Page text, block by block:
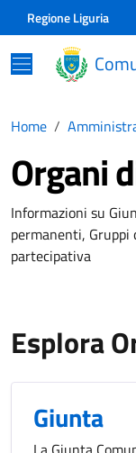
Skip to main content
Comune di Sarzana
Regione Liguria
Home
Organi
Informazioni su
permanenti, Gruppi
partecipativa
Esplora
Giunta